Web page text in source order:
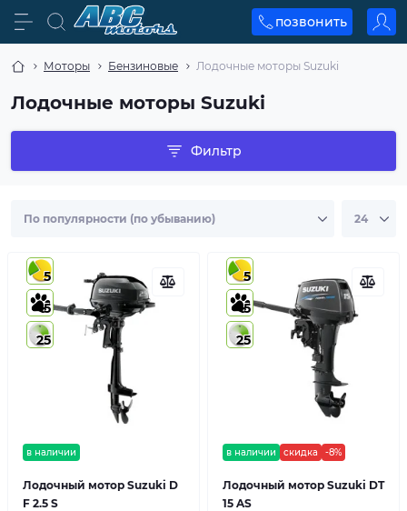
позвонить
Моторы Бензиновые Лодочные моторы Suzuki
Лодочные моторы Suzuki
Фильтр
в наличии
Лодочный мотор Suzuki D
F 2.5 S
5
5
25
в наличии скидка -8%
Лодочный мотор Suzuki DT
15 AS
5
5
25